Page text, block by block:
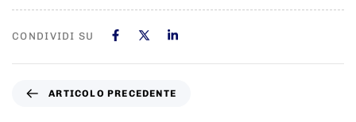
CONDIVIDI SU
ARTICOLO PRECEDENTE